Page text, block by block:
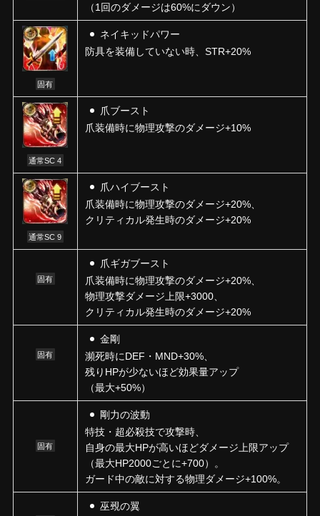
（1回のダメージは60%にダウン）
固有
ネイキッドパワー
防具を装備していない時、STR+20%
通常SC 4
爪ブースト
爪装備時に物理攻撃のダメージ+10%
通常SC 9
爪ハイブースト
爪装備時に物理攻撃のダメージ+20%、
クリティカル発生時のダメージ+20%
固有
爪ギガブースト
爪装備時に物理攻撃のダメージ+20%、
物理攻撃ダメージ上限+3000、
クリティカル発生時のダメージ+20%
固有
金剛
瀕死時にDEF・MND+30%、
残りHPが少ないほど効果量アップ
（最大+50%）
固有
剛力の波動
特技・超必殺技で攻撃時、
自身の最大HPが高いほどダメージ上限アップ
（最大HP2000ごとに+700）。
ガード中の敵に対する物理ダメージ+100%。
巫覡の翼